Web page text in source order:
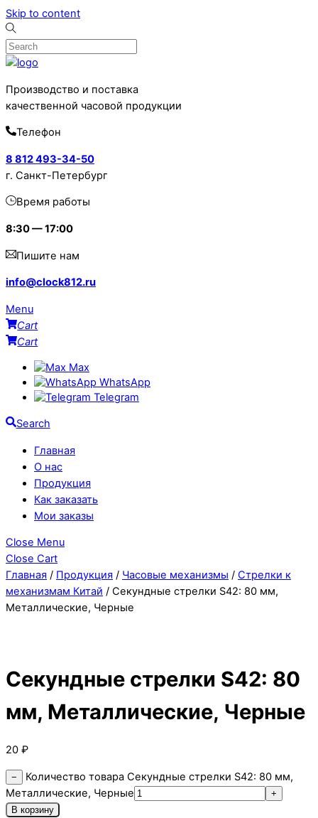
Skip to content
Производство и поставка
качественной часовой продукции
Телефон
8 812 493-34-50
г. Санкт-Петербург
Время работы
8:30 — 17:00
Пишите нам
info@clock812.ru
Menu
Cart
Cart
Max
WhatsApp
Telegram
Search
Главная
О нас
Продукция
Как заказать
Мои заказы
Close Menu
Close Cart
Главная / Продукция / Часовые механизмы / Стрелки к
механизмам Китай / Секундные стрелки S42: 80 мм,
Металлические, Черные
Секундные стрелки S42: 80
мм, Металлические, Черные
20 ₽
−
Количество товара Секундные стрелки S42: 80 мм,
Металлические, Черные
+
В корзину